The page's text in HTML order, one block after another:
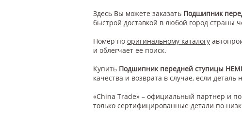
Здесь Вы можете заказать Подшипник
быстрой доставкой в любой город страны
Номер по оригинальному каталогу
и облегчает ее поиск.
Купить Подшипник передней ступицы
качества и возврата в случае, если деталь
«China Trade» – официальный партнер и
только сертифицированные детали по